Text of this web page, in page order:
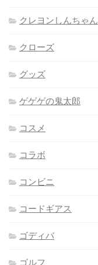
クレヨンしんちゃん
クローズ
グッズ
ゲゲゲの鬼太郎
コスメ
コラボ
コンビニ
コードギアス
ゴディバ
ゴルフ